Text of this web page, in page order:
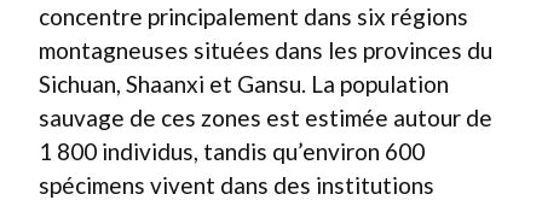
concentre principalement dans six régions
montagneuses situées dans les provinces du
Sichuan, Shaanxi et Gansu. La population
sauvage de ces zones est estimée autour de
1 800 individus, tandis qu’environ 600
spécimens vivent dans des institutions